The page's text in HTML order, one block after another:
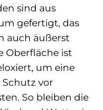
sind aus
gefertigt, das
auch äußerst
Oberfläche ist
um eine
vor
So bleiben die